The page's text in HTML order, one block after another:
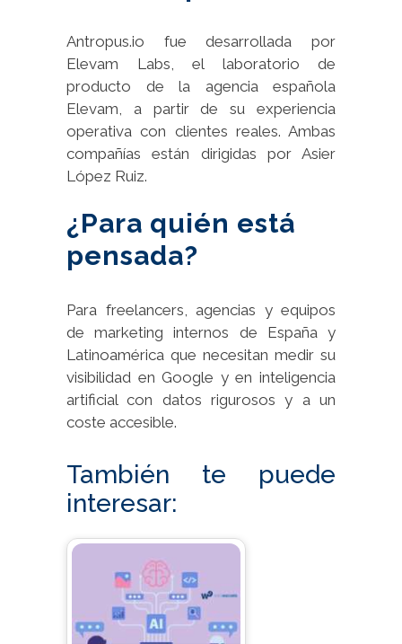
Antropus.io fue desarrollada por
Elevam Labs, el laboratorio de
producto de la agencia española
Elevam, a partir de su experiencia
operativa con clientes reales. Ambas
compañías están dirigidas por Asier
López Ruiz.
¿Para quién está
pensada?
Para freelancers, agencias y equipos
de marketing internos de España y
Latinoamérica que necesitan medir su
visibilidad en Google y en inteligencia
artificial con datos rigurosos y a un
coste accesible.
También te puede
interesar: